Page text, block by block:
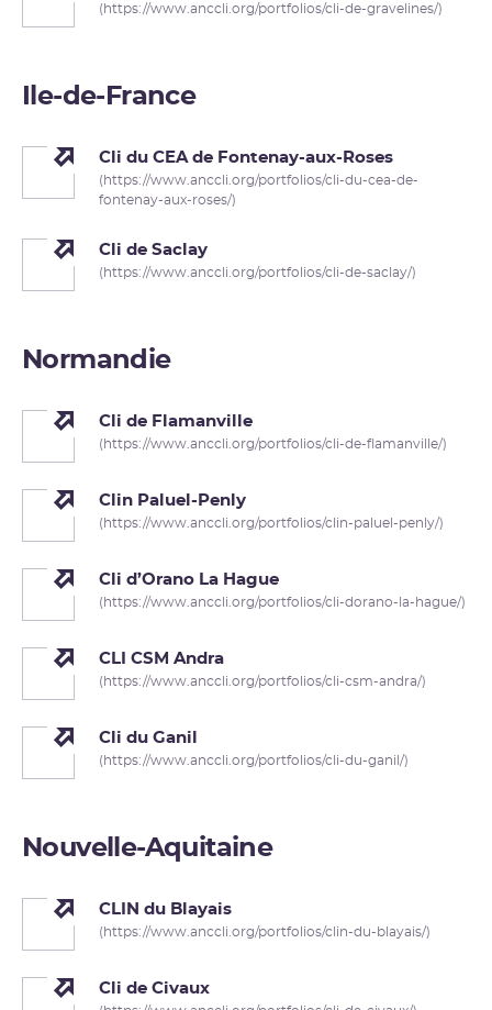
(https://www.anccli.org/portfolios/cli-de-gravelines/)
Ile-de-France
Cli du CEA de Fontenay-aux-Roses
(https://www.anccli.org/portfolios/cli-du-cea-de-
fontenay-aux-roses/)
Cli de Saclay
(https://www.anccli.org/portfolios/cli-de-saclay/)
Normandie
Cli de Flamanville
(https://www.anccli.org/portfolios/cli-de-flamanville/)
Clin Paluel-Penly
(https://www.anccli.org/portfolios/clin-paluel-penly/)
Cli d’Orano La Hague
(https://www.anccli.org/portfolios/cli-dorano-la-hague/)
CLI CSM Andra
(https://www.anccli.org/portfolios/cli-csm-andra/)
Cli du Ganil
(https://www.anccli.org/portfolios/cli-du-ganil/)
Nouvelle-Aquitaine
CLIN du Blayais
(https://www.anccli.org/portfolios/clin-du-blayais/)
Cli de Civaux